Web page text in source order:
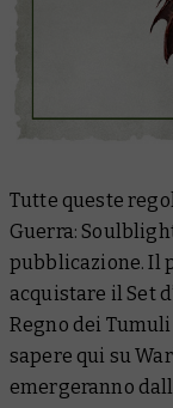
Tutte queste
Guerra:
pubblicazione. Il
acquistare il Set
Regno dei
sapere qui su
emergeranno